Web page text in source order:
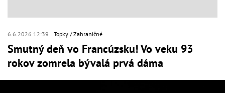
6.6.2026 12:39 Topky Zahraničné
Smutný deň vo Francúzsku! Vo veku 93
rokov zomrela bývalá prvá dáma